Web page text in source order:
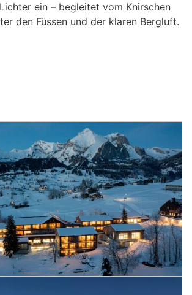
ein – begleitet vom Knirschen
den Füssen und der klaren Bergluft.